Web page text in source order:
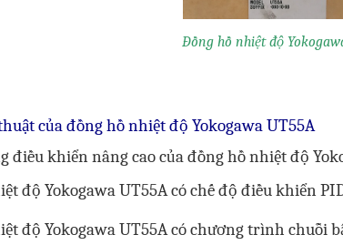
Đồng hồ nhiệt độ
của đồng hồ nhiệt độ Yokogawa UT55A
điều khiển nâng cao của đồng hồ nhiệt độ
độ Yokogawa UT55A có chế độ điều khiển
độ Yokogawa UT55A có chương trình chuỗi